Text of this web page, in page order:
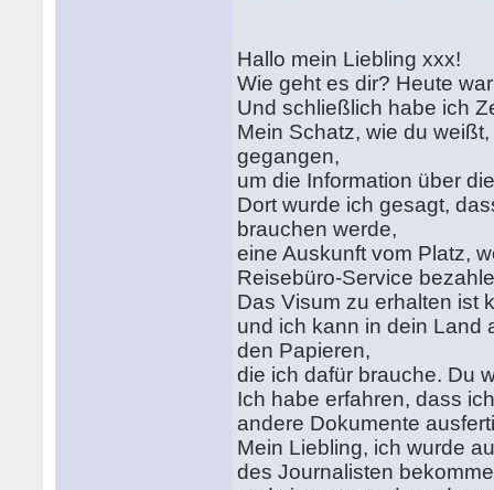
Hallo mein Liebling xxx!
Wie geht es dir? Heute
Und schließlich habe ich
Mein Schatz, wie du
gegangen,
um die Information über
Dort wurde ich gesagt,
brauchen werde,
eine Auskunft vom Platz,
Reisebüro-Service
Das Visum zu erhalten ist
und ich kann in dein Land
den Papieren,
die ich dafür brauche. Du
Ich habe erfahren, dass
andere Dokumente
Mein Liebling, ich wurde
des Journalisten